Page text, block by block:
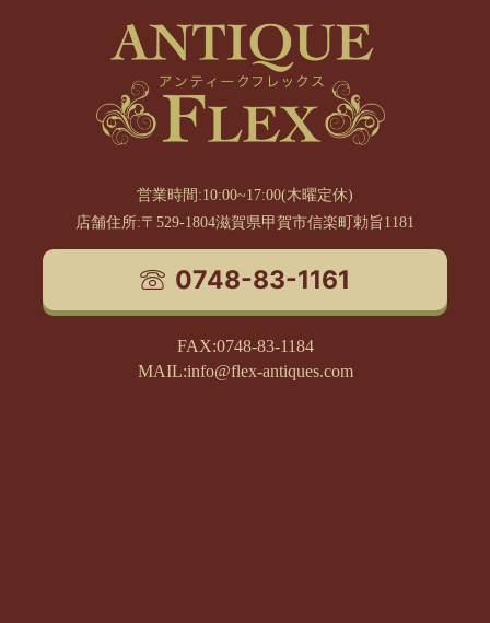
営業時間:10:00~17:00(木曜定休)
店舗住所:〒529-1804滋賀県甲賀市信楽町勅旨1181
0748-83-1161
FAX:0748-83-1184
MAIL:info@flex-antiques.com